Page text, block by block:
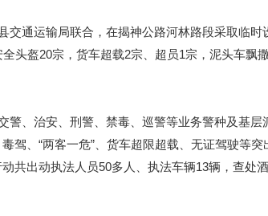
交通运输局联合，在揭神公路河林路段采取临
头盔20宗，货车超载2宗、超员1宗，泥头车飘
警、治安、刑警、禁毒、巡警等业务警种及基
驾、“两客一危”、货车超限超载、无证驾驶等
共出动执法人员50多人、执法车辆13辆，查